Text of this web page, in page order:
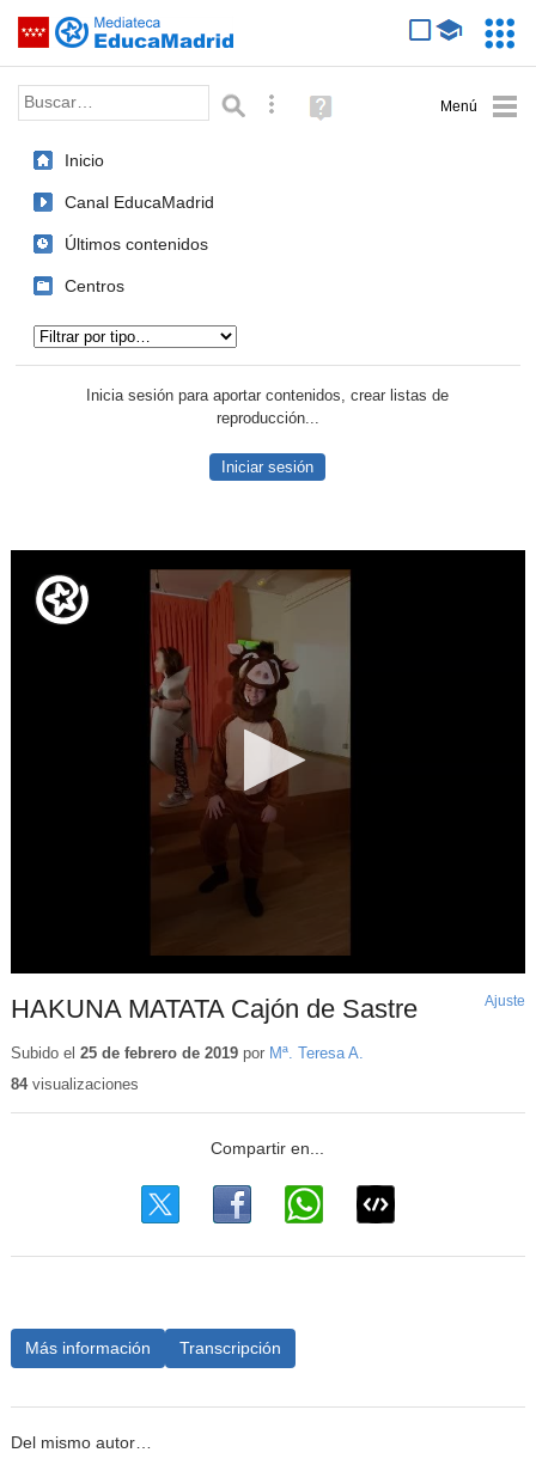
Saltar navegación
Palabra o frase: Búsqueda avanzada
Ayuda
(en
Inicio
Canal EducaMadrid
Últimos contenidos
Centros
Inicia sesión para aportar contenidos, crear listas de
reproducción...
Iniciar sesión
HAKUNA MATATA Cajón de Sastre Ajuste
Subido el 25 de febrero de 2019por Mª. Teresa A.
84visualizaciones
Más información Transcripción
Del mismo autor…